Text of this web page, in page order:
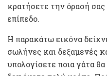
κρατήσετε την όρασή
επίπεδο.
Η παρακάτω εικόνα
σωλήνες και δεξαμενές
υπολογίσετε ποια γάτα